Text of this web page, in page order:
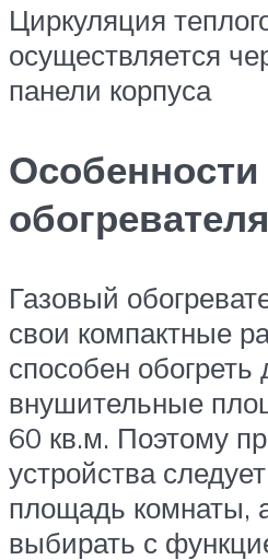
Циркуляция
осуществляется
панели корпуса
Особенности
обогревателя
Газовый
свои компактные
способен обогреть
внушительные
60 кв.м. Поэтому
устройства
площадь комнаты,
выбирать с